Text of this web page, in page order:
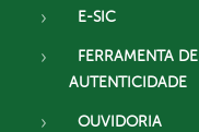
E-SIC
FERRAMENTA DE
AUTENTICIDADE
OUVIDORIA